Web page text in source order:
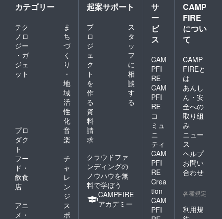
カテゴリー
テク
ノロ
ジー
・ガ
ジェ
ット
ま
ち
づ
く
り
・
地
域
活
性
化
プロ
ダク
ト
音
楽
フー
ド・
飲食
店
チ
ャ
レ
ン
ジ
アニ
メ・
ス
ポ
起案サポート
プ
ロ
ジ
ェ
ク
ト
を
作
る
ス
タ
ッ
フ
に
相
談
す
る
資
料
請
求
クラウドファ
ンディングの
ノウハウを無
料で学ぼう
CAMPFIRE
アカデミー
サ
ー
ビ
ス
CAM
PFI
RE
CAM
PFI
RE
コ
ミュ
ニ
ティ
CAM
PFI
RE
Crea
tion
CAM
PFI
CAMP
FIRE
につい
て
CAMP
FIREと
は
あんし
ん・安
全への
取り組
み
ニュー
ス
ヘルプ
お問い
合わせ
各種規定
利用規